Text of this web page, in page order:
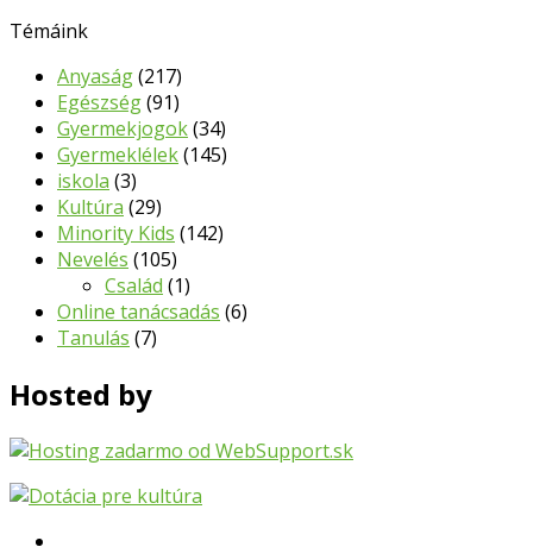
Témáink
Anyaság(217)
Egészség(91)
Gyermekjogok(34)
Gyermeklélek(145)
iskola (3)
Kultúra (29)
Minority Kids (142)
Nevelés (105)
Család (1)
Online tanácsadás (6)
Tanulás (7)
Hosted by